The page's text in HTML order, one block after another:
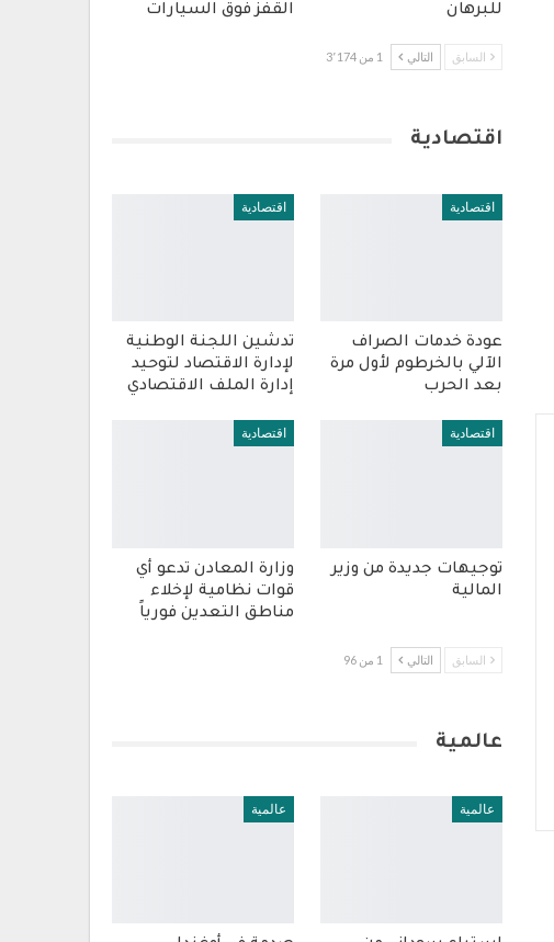
للبرهان
القفز فوق السيارات
السابق التالي 1 من 3٬174
اقتصادية
اقتصادية
عودة خدمات الصراف
الآلي بالخرطوم لأول مرة
بعد الحرب
اقتصادية
تدشين اللجنة الوطنية
لإدارة الاقتصاد لتوحيد
إدارة الملف الاقتصادي
اقتصادية
توجيهات جديدة من وزير
المالية
اقتصادية
وزارة المعادن تدعو أي
قوات نظامية لإخلاء
مناطق التعدين فورياً
السابق التالي 1 من 96
عالمية
عالمية عالمية